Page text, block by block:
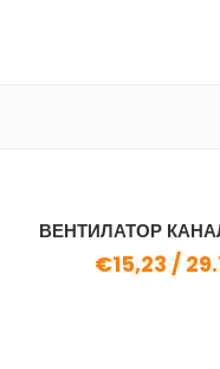
ВЕНТИЛАТОР
€15,23 /